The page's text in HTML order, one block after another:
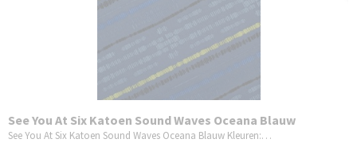
See You At Six Katoen Sound Waves Oceana Blauw
See You At Six Katoen Sound Waves Oceana Blauw Kleuren:…